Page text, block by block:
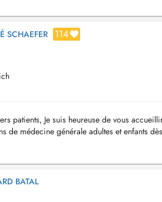
SCHAEFER 114
patients, Je suis heureuse de vous
de médecine générale adultes et enfants
, veuillez contacte...
BATAL